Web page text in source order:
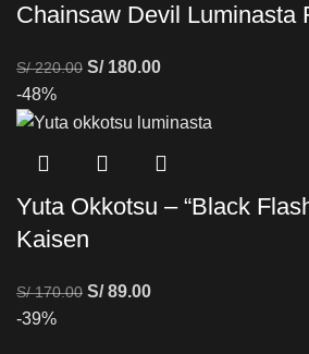
Chainsaw Devil Luminasta
S/220.00 S/180.00
-48%
Yuta Okkotsu – “Black
Kaisen
S/170.00 S/89.00
-39%